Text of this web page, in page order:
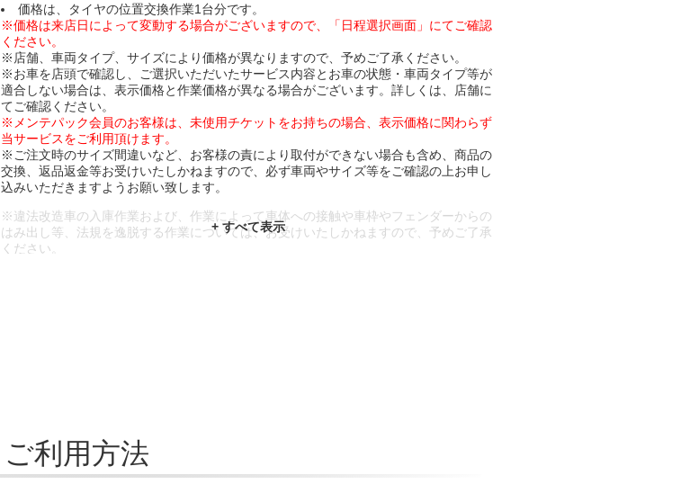
価格は、タイヤの位置交換作業1台分です。
※価格は来店日によって変動する場合がございますので、「日程選択画面」にてご確認
ください。
※店舗、車両タイプ、サイズにより価格が異なりますので、予めご了承ください。
※お車を店頭で確認し、ご選択いただいたサービス内容とお車の状態・車両タイプ等が
適合しない場合は、表示価格と作業価格が異なる場合がございます。詳しくは、店舗に
てご確認ください。
※メンテパック会員のお客様は、未使用チケットをお持ちの場合、表示価格に関わらず
当サービスをご利用頂けます。
※ご注文時のサイズ間違いなど、お客様の責により取付ができない場合も含め、商品の
交換、返品返金等お受けいたしかねますので、必ず車両やサイズ等をご確認の上お申し
込みいただきますようお願い致します。
※違法改造車の入庫作業および、作業によって車体への接触や車枠やフェンダーからの
はみ出し等、法規を逸脱する作業については、お受けいたしかねますので、予めご了承
ください。
ご利用方法